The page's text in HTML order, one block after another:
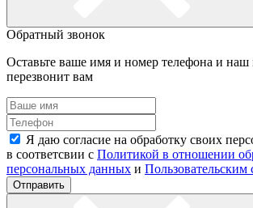
Обратный звонок
Оставьте ваше имя и номер телефона и
перезвонит вам
Я даю согласие на обработку своих
в соответсвии с Политикой в отношении
персональных данных и Пользовательским
Отправить